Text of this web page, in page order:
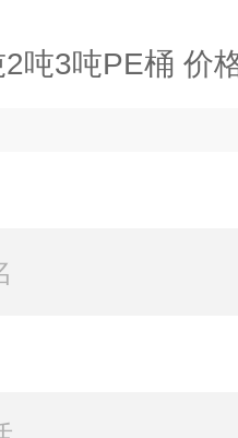
2吨3吨PE桶 价